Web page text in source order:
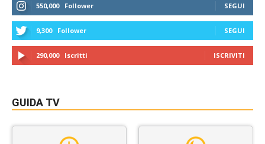
550,000 Follower SEGUI
9,300 Follower SEGUI
290,000 Iscritti ISCRIVITI
GUIDA TV